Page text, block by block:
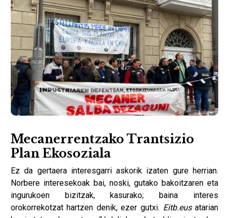
Mecanerrentzako Trantsizio
Plan Ekosoziala
Ez da gertaera interesgarri askorik izaten gure herrian.
Norbere interesekoak bai, noski, gutako bakoitzaren eta
ingurukoen bizitzak, kasurako; baina interes
orokorrekotzat hartzen denik, ezer gutxi. Eitb.eusatarian